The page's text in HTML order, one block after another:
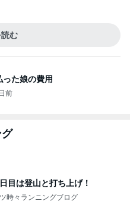
む
った娘の費用
前
目は登山と打ち上げ！
時々ランニングブログ